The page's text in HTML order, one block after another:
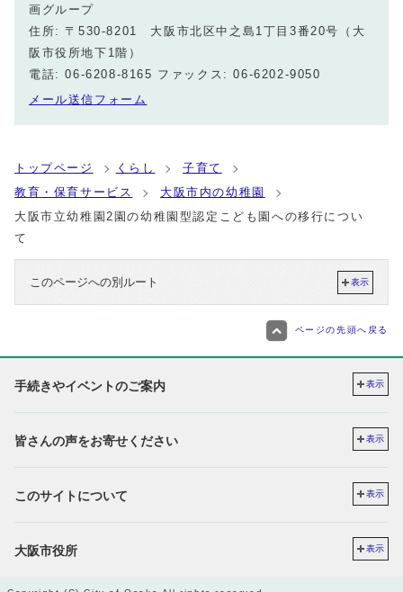
画グループ
住所: 〒530-8201 大阪市北区中之島1丁目3番20号（大
阪市役所地下1階）
電話: 06-6208-8165 ファックス: 06-6202-9050
メール送信フォーム
トップページ くらし
子育て
教育・保育サービス
大阪市内の幼稚園
大阪市立幼稚園2園の幼稚園型認定こども園への移行につい
て
このページへの別ルート 表示
ページの先頭へ戻る
手続きやイベントのご案内 表示
皆さんの声をお寄せください 表示
このサイトについて 表示
大阪市役所 表示